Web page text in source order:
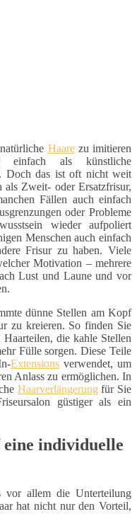
Haarezu imitieren
als künstliche
Doch das ist oft nicht weit
als Zweit- oder Ersatzfrisur,
Fällen auch einfach
oder Probleme
wieder aufpoliert
Menschen auch einfach
Frisur zu haben. Viele
Motivation – mehrere
Lust und Laune und vor
dünne Stellen am Kopf
zu kreieren. So finden Sie
die kahle Stellen
Fülle sorgen. Diese Teile
Extensions verwendet, um
Anlass zu ermöglichen. In
Haarverlängerung für Sie
güstiger als ein
individuelle
vor allem die Unterteilung
hat nicht nur den Vorteil,